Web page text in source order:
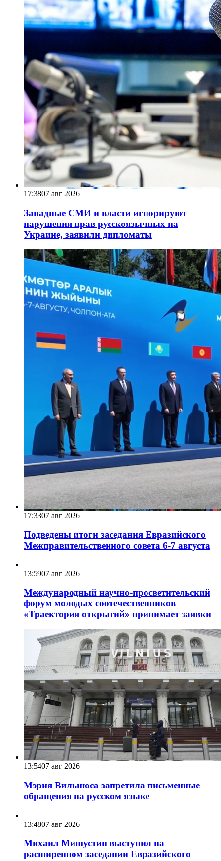
17:3807 авг 2026
Западные СМИ и власти игнорируют
нарушения прав русскоязычных на
Украине, заявили дипломаты
17:3307 авг 2026
Подведены итоги заседания Евразийского
Межправительственного совета 6-7 августа
13:5907 авг 2026
Международный научно-просветительский
форум молодых соотечественников
«Траектория открытий» принимает заявки
13:5407 авг 2026
Мэрия Вильнюса запретила письменные
обращения на русском языке
13:4807 авг 2026
Михаил Мишустин выступил на
расширенном заседании Евразийского